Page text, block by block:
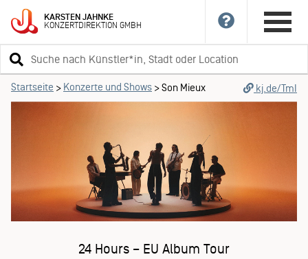
KARSTENJAHNKE
KONZERTDIREKTIONGMBH
Suchbegriff
eingeben
Startseite > Konzerte und Shows >Son Mieux kj.de/TmI
24 Hours – EU Album Tour